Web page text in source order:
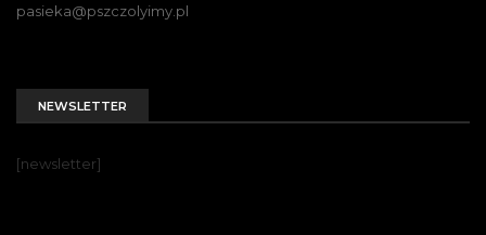
pasieka@pszczolyimy.pl
NEWSLETTER
[newsletter]